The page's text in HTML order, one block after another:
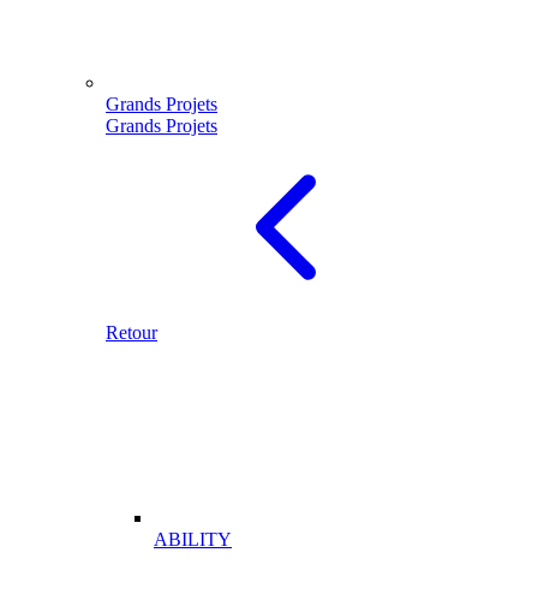
Grands Projets
Grands Projets
Retour
ABILITY